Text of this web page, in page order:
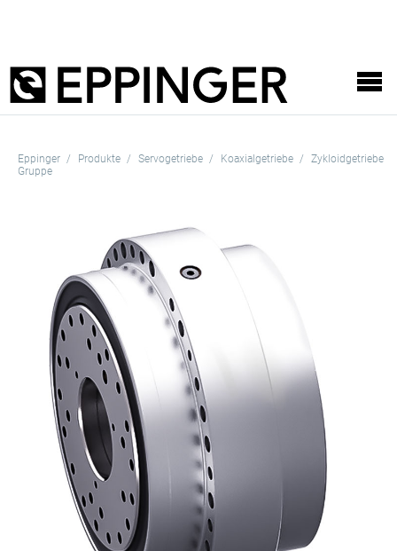
Eppinger
Gruppe
Produkte Servogetriebe Koaxialgetriebe Zykloidgetriebe